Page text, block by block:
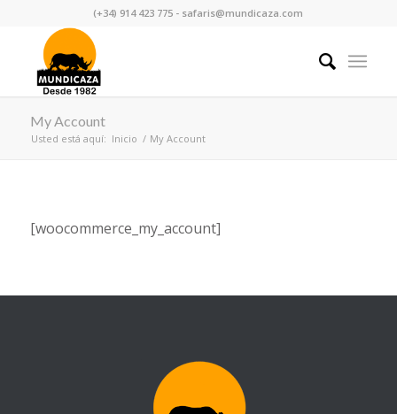
(+34) 914 423 775 - safaris@mundicaza.com
My Account
Usted está aquí: Inicio / My Account
[woocommerce_my_account]